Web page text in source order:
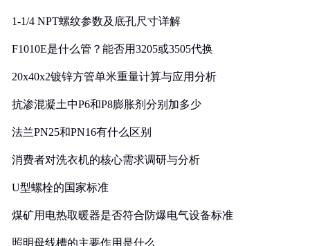
1-1/4 NPT螺纹参数及底孔尺寸详解
F1010E是什么管？能否用3205或3505代换
20x40x2镀锌方管单米重量计算与应用分析
抗渗混凝土中P6和P8膨胀剂分别加多少
法兰PN25和PN16有什么区别
消费者对洗衣机的核心需求调研与分析
U型螺栓的国家标准
煤矿用电热取暖器是否符合防爆电气设备标准
照明母线槽的主要作用是什么